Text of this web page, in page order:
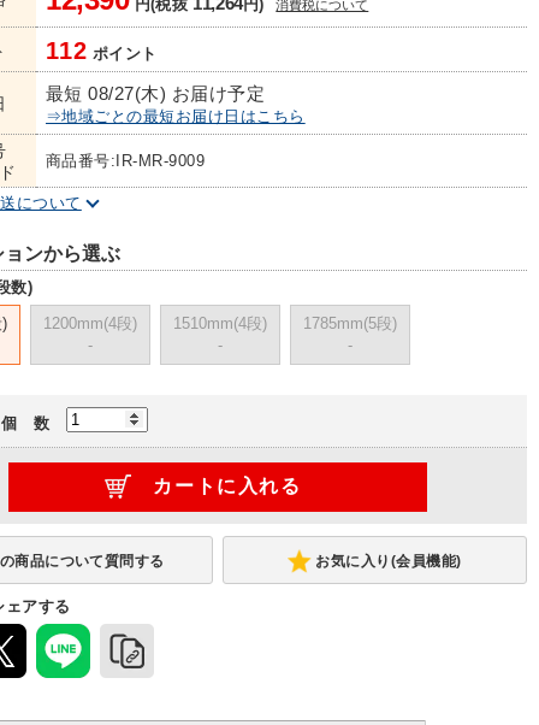
円(税抜 円) 消費税について
112 ポイント
最短 08/27(木) お届け予定
⇒地域ごとの最短お届け日はこちら
商品番号:IR-MR-9009
について
ンから選ぶ
数)
1200mm(4段)
-
1510mm(4段)
-
1785mm(5段)
-
個 数
お気に入り(会員機能)
ェアする